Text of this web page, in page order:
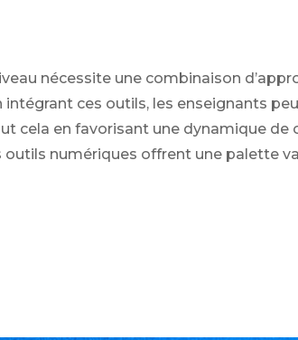
nécessite une combinaison
intégrant ces outils, les enseignants
cela en favorisant une dynamique
outils numériques offrent une palette